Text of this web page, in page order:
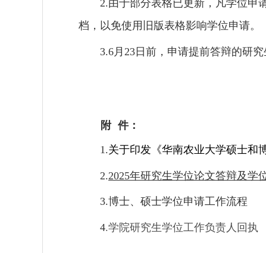
2.由于部分表格已更新，凡学位申
档，以免使用旧版表格影响学位申请。
3.6 月 23日前，申请提前答辩的研
附 件：
1.关于印发《华南农业大学硕士和
2.2025年研究生学位论文答辩及学
3.博士、硕士学位申请工作流程
4.学院研究生学位工作负责人回执